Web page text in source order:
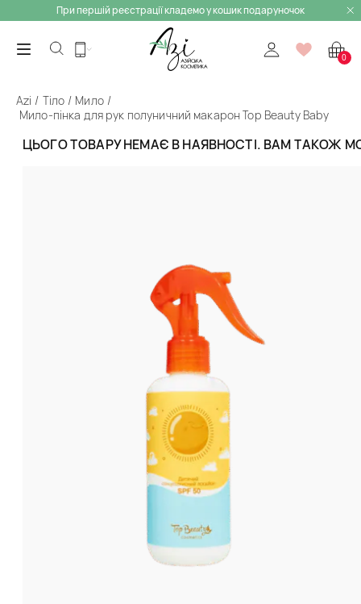
При першій реєстрації кладемо у кошик подаруночок
0
ЦЬОГО ТОВАРУ НЕМАЄ В НАЯВНОСТІ. ВАМ ТАКОЖ
Azi Тіло
Мило
Мило-пінка для рук полуничний макарон Top Beauty Baby
Назад